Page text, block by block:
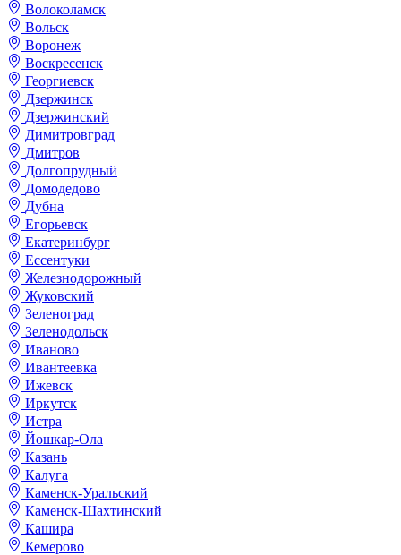
Волоколамск
Вольск
Воронеж
Воскресенск
Георгиевск
Дзержинск
Дзержинский
Димитровград
Дмитров
Долгопрудный
Домодедово
Дубна
Егорьевск
Екатеринбург
Ессентуки
Железнодорожный
Жуковский
Зеленоград
Зеленодольск
Иваново
Ивантеевка
Ижевск
Иркутск
Истра
Йошкар-Ола
Казань
Калуга
Каменск-Уральский
Каменск-Шахтинский
Кашира
Кемерово